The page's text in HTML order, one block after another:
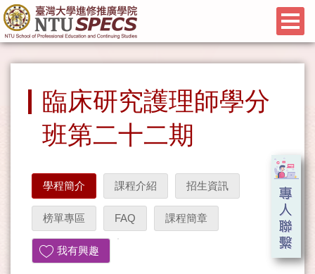
臨床研究護理師學分
班第二十二期
學程簡介 課程介紹 招生資訊
榜單專區 FAQ 課程簡章
我有興趣